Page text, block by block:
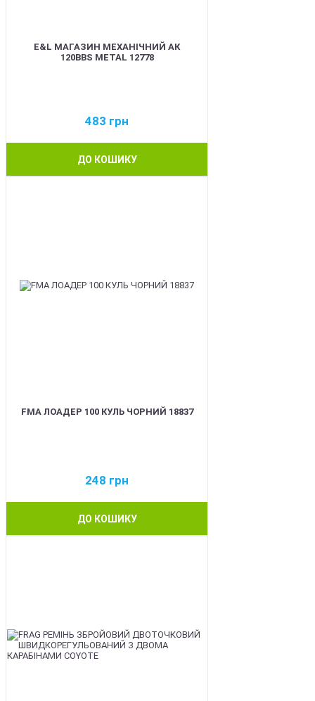
E&L МАГАЗИН МЕХАНІЧНИЙ АК
120BBS METAL 12778
483 грн
ДО КОШИКУ
FMA ЛОАДЕР 100 КУЛЬ ЧОРНИЙ 18837
248 грн
ДО КОШИКУ